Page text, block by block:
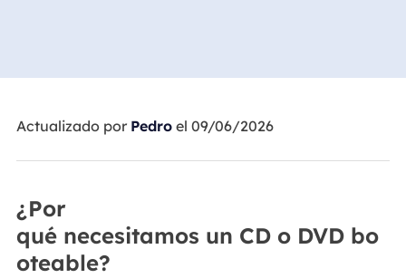
Actualizado por Pedroel 09/06/2026
¿Por
qué necesitamos un CD o DVD bo
oteable?